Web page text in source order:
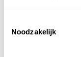
Noodzakelijk